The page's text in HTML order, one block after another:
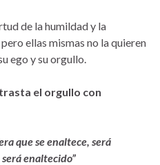
de la humildad y la
ellas mismas no la quieren
ego y su orgullo.
el orgullo con
que se enaltece, será
enaltecido”